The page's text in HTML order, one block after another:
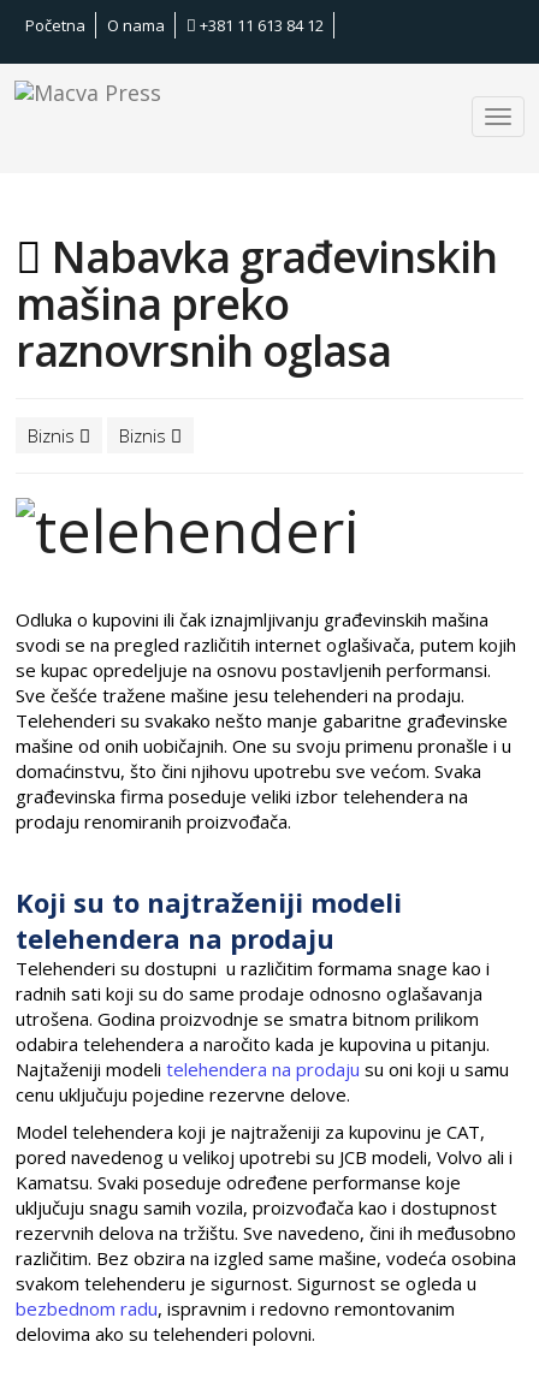
Početna O nama +381 11 613 84 12
Nabavka građevinskih
mašina preko
raznovrsnih oglasa
Biznis Biznis
Odluka o kupovini ili čak iznajmljivanju građevinskih mašina
svodi se na pregled različitih internet oglašivača, putem kojih
se kupac opredeljuje na osnovu postavljenih performansi.
Sve češće tražene mašine jesu telehenderi na prodaju.
Telehenderi su svakako nešto manje gabaritne građevinske
mašine od onih uobičajnih. One su svoju primenu pronašle i u
domaćinstvu, što čini njihovu upotrebu sve većom. Svaka
građevinska firma poseduje veliki izbor telehendera na
prodaju renomiranih proizvođača.
Koji su to najtraženiji modeli
telehendera na prodaju
Telehenderi su dostupni u različitim formama snage kao i
radnih sati koji su do same prodaje odnosno oglašavanja
utrošena. Godina proizvodnje se smatra bitnom prilikom
odabira telehendera a naročito kada je kupovina u pitanju.
Najtaženiji modelitelehendera na prodaju su oni koji u samu
cenu uključuju pojedine rezervne delove.
Model telehendera koji je najtraženiji za kupovinu je CAT,
pored navedenog u velikoj upotrebi su JCB modeli, Volvo ali i
Kamatsu. Svaki poseduje određene performanse koje
uključuju snagu samih vozila, proizvođača kao i dostupnost
rezervnih delova na tržištu. Sve navedeno, čini ih međusobno
različitim. Bez obzira na izgled same mašine, vodeća osobina
svakom telehenderu je sigurnost. Sigurnost se ogleda u
bezbednom radu, ispravnim i redovno remontovanim
delovima ako su telehenderi polovni.